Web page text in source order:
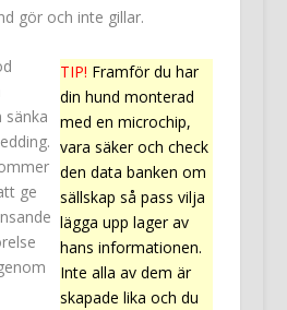
gör och inte gillar.
TIP! Framför du har
din hund monterad
med en microchip,
vara säker och check
den data banken om
sällskap så pass vilja
lägga upp lager av
hans informationen.
Inte alla av dem är
skapade lika och du
sänka
ge